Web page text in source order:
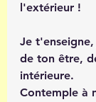
l'extérieur !
Je
de ton être,
intérieure.
Contemple à